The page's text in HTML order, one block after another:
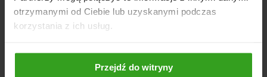
otrzymanymi od Ciebie lub uzyskanymi podczas
korzystania z ich usług.
Przejdź do witryny
NASI KLIENCI WYBIERALI RÓWNIEŻ